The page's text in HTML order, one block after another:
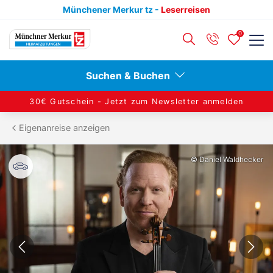
Münchener Merkur tz - Leserreisen
0
Suchen & Buchen
30€ Gutschein - Jetzt zum Newsletter anmelden
Zurück
Reisekategorien anzeigen
Aktivreisen
Adventsreisen
Konzertreisen
Kulturreisen
Städtereisen
Zurück
Reiseziele anzeigen
Dresden
Hamburg
Leipzig
Nord- & Ostsee
Ruhr & Rhein
Eigenanreise anzeigen
© Daniel Waldhecker